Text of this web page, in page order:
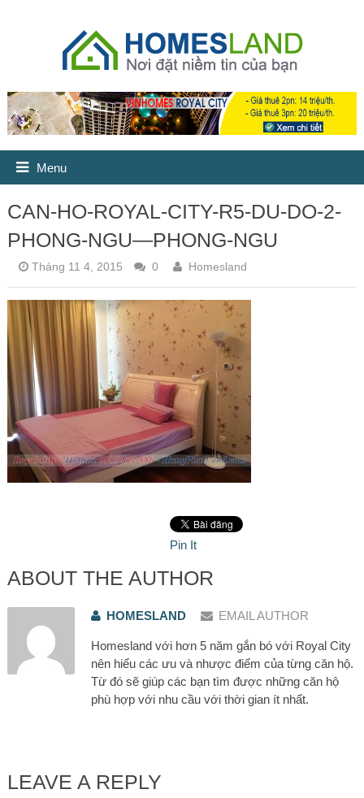
Menu
CAN-HO-ROYAL-CITY-R5-DU-DO-2-
PHONG-NGU—PHONG-NGU
Tháng 11 4, 2015 0 Homesland
Pin It
ABOUT THE AUTHOR
HOMESLAND EMAIL AUTHOR
Homesland với hơn 5 năm gắn bó với Royal City
nên hiểu các ưu và nhược điểm của từng căn hộ.
Từ đó sẽ giúp các bạn tìm được những căn hộ
phù hợp với nhu cầu với thời gian ít nhất.
LEAVE A REPLY